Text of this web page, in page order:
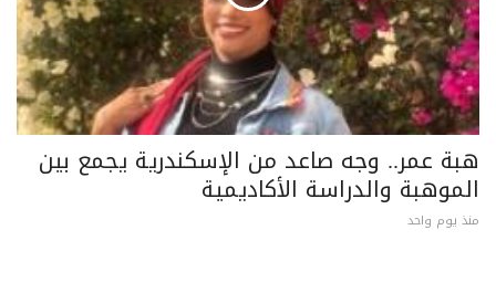
هبة عمر.. وجه صاعد من الإسكندرية يجمع بين
الموهبة والدراسة الأكاديمية
منذ يوم واحد